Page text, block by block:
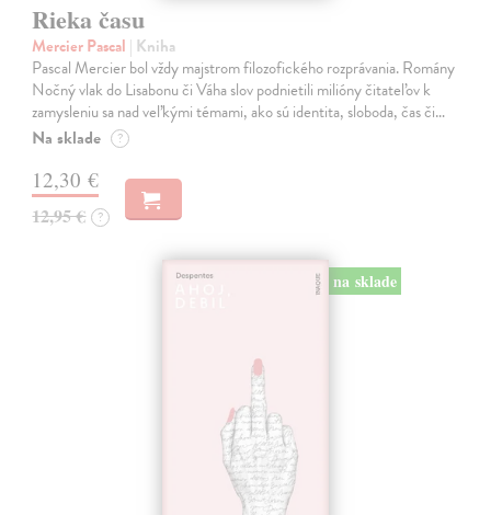
Rieka času
Mercier Pascal | Kniha
Pascal Mercier bol vždy majstrom filozofického rozprávania. Romány
Nočný vlak do Lisabonu či Váha slov podnietili milióny čitateľov k
zamysleniu sa nad veľkými témami, ako sú identita, sloboda, čas či…
Na sklade ?
12,30 €
12,95 € ?
na sklade